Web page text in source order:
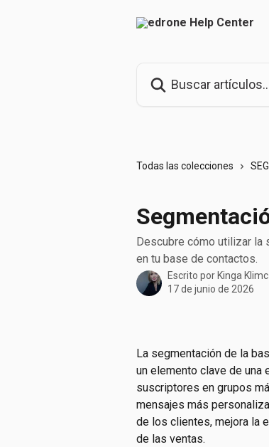
Todas las colecciones
Descubre cómo utilizar
en tu base de contactos.
Escrito por Kinga
17 de junio de 2026
La segmentación de la
un elemento clave de
suscriptores en grupos
mensajes más
de los clientes, mejora la
de las ventas.